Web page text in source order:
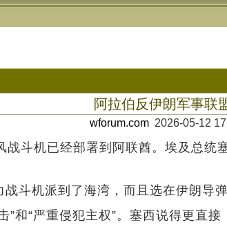
阿拉伯反伊朗军事联
wforum.com 2026-05-12
斗机已经部署到阿联酋。埃及总统
斗机派到了海湾，而且选在伊朗导
”和“严重侵犯主权”。塞西说得更直